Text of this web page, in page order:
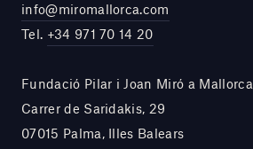
info@miromallorca.com
Tel. +34 971 70 14 20
Fundació Pilar i Joan Miró a Mallorca
Carrer de Saridakis, 29
07015 Palma, Illes Balears